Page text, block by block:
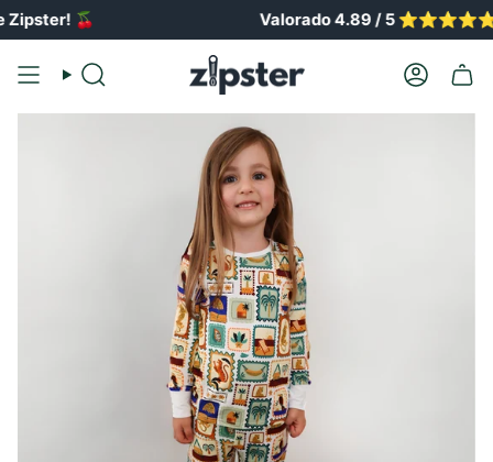
al🍒 Valorado 4.89 / 5 ⭐️⭐️⭐️⭐️⭐️
Buscar
Cuenta